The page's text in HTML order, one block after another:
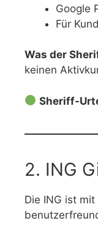
Google
Für
Was der
keinen
Sheriff-
2. ING
Die ING ist